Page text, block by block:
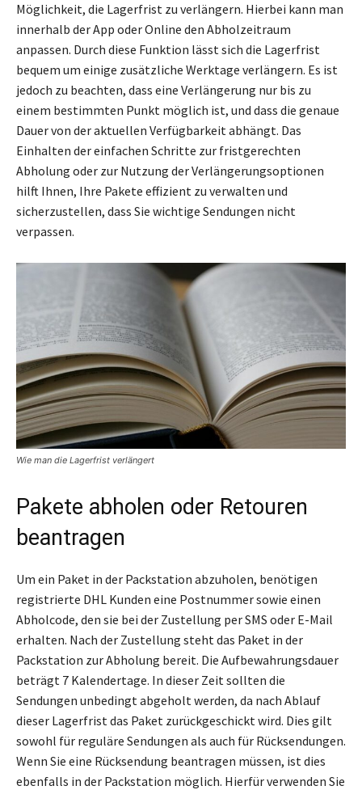
Möglichkeit, die Lagerfrist zu verlängern. Hierbei kann man
innerhalb der App oder Online den Abholzeitraum
anpassen. Durch diese Funktion lässt sich die Lagerfrist
bequem um einige zusätzliche Werktage verlängern. Es ist
jedoch zu beachten, dass eine Verlängerung nur bis zu
einem bestimmten Punkt möglich ist, und dass die genaue
Dauer von der aktuellen Verfügbarkeit abhängt. Das
Einhalten der einfachen Schritte zur fristgerechten
Abholung oder zur Nutzung der Verlängerungsoptionen
hilft Ihnen, Ihre Pakete effizient zu verwalten und
sicherzustellen, dass Sie wichtige Sendungen nicht
verpassen.
Wie man die Lagerfrist verlängert
Pakete abholen oder Retouren
beantragen
Um ein Paket in der Packstation abzuholen, benötigen
registrierte DHL Kunden eine Postnummer sowie einen
Abholcode, den sie bei der Zustellung per SMS oder E-Mail
erhalten. Nach der Zustellung steht das Paket in der
Packstation zur Abholung bereit. Die Aufbewahrungsdauer
beträgt 7 Kalendertage. In dieser Zeit sollten die
Sendungen unbedingt abgeholt werden, da nach Ablauf
dieser Lagerfrist das Paket zurückgeschickt wird. Dies gilt
sowohl für reguläre Sendungen als auch für Rücksendungen.
Wenn Sie eine Rücksendung beantragen müssen, ist dies
ebenfalls in der Packstation möglich. Hierfür verwenden Sie